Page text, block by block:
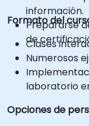
información.
Prepararse
de
Formato del
Clases
Numerosos
laboratorio
Opciones de